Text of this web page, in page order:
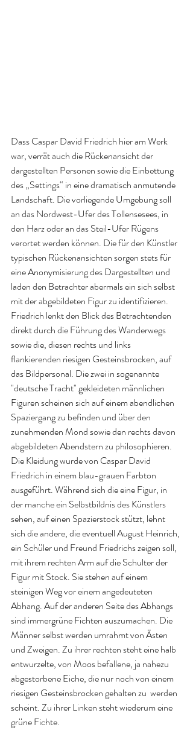
Dass Caspar David Friedrich hier am Werk
war, verrät auch die Rückenansicht der
dargestellten Personen sowie die Einbettung
des „Settings“ in eine dramatisch anmutende
Landschaft. Die vorliegende Umgebung soll
an das Nordwest-Ufer des Tollensesees, in
den Harz oder an das Steil-Ufer Rügens
verortet werden können. Die für den Künstler
typischen Rückenansichten sorgen stets für
eine Anonymisierung des Dargestellten und
laden den Betrachter abermals ein sich selbst
mit der abgebildeten Figur zu identifizieren.
Friedrich lenkt den Blick des Betrachtenden
direkt durch die Führung des Wanderwegs
sowie die, diesen rechts und links
flankierenden riesigen Gesteinsbrocken, auf
das Bildpersonal. Die zwei in sogenannte
"deutsche Tracht" gekleideten männlichen
Figuren scheinen sich auf einem abendlichen
Spaziergang zu befinden und über den
zunehmenden Mond sowie den rechts davon
abgebildeten Abendstern zu philosophieren.
Die Kleidung wurde von Caspar David
Friedrich in einem blau-grauen Farbton
ausgeführt. Während sich die eine Figur, in
der manche ein Selbstbildnis des Künstlers
sehen, auf einen Spazierstock stützt, lehnt
sich die andere, die eventuell August Heinrich,
ein Schüler und Freund Friedrichs zeigen soll,
mit ihrem rechten Arm auf die Schulter der
Figur mit Stock. Sie stehen auf einem
steinigen Weg vor einem angedeuteten
Abhang. Auf der anderen Seite des Abhangs
sind immergrüne Fichten auszumachen. Die
Männer selbst werden umrahmt von Ästen
und Zweigen. Zu ihrer rechten steht eine halb
entwurzelte, von Moos befallene, ja nahezu
abgestorbene Eiche, die nur noch von einem
riesigen Gesteinsbrocken gehalten zu  werden
scheint. Zu ihrer Linken steht wiederum eine
grüne Fichte.